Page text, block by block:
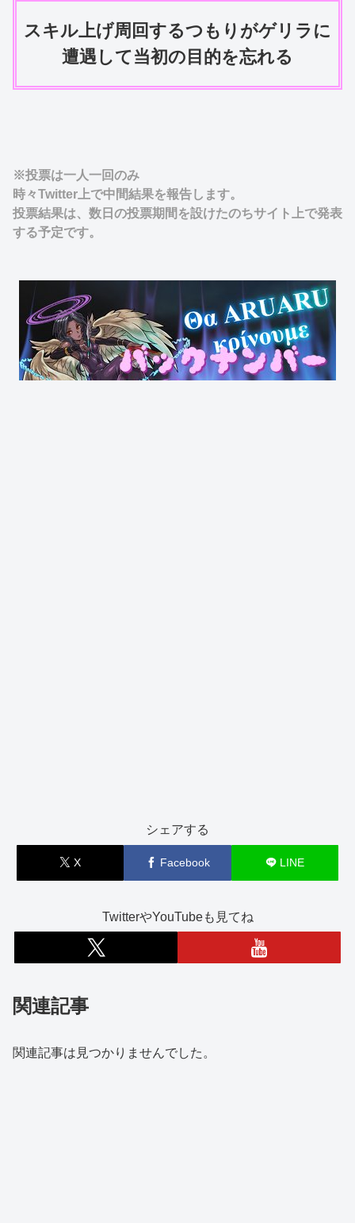
スキル上げ周回するつもりがゲリラに
遭遇して当初の目的を忘れる
※投票は一人一回のみ
時々Twitter上で中間結果を報告します。
投票結果は、数日の投票期間を設けたのちサイト上で発表
する予定です。
シェアする
X Facebook LINE
TwitterやYouTubeも見てね
関連記事
関連記事は見つかりませんでした。